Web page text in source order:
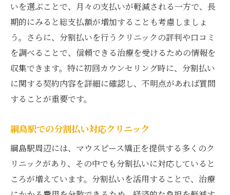
いを選ぶことで、月々の支払いが軽減される一方で、長
期的にみると総支払額が増加することも考慮しましょ
う。さらに、分割払いを行うクリニックの評判や口コミ
を調べることで、信頼できる治療を受けるための情報を
収集できます。特に初回カウンセリング時に、分割払い
に関する契約内容を詳細に確認し、不明点があれば質問
することが重要です。
綱島駅での分割払い対応クリニック
綱島駅周辺には、マウスピース矯正を提供する多くのク
リニックがあり、その中でも分割払いに対応していると
ころが増えています。分割払いを活用することで、治療